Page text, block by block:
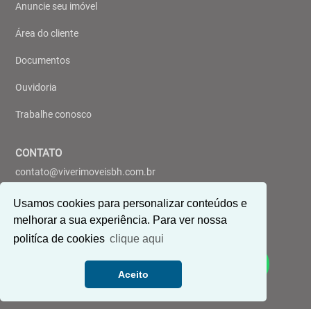
Usamos cookies para personalizar conteúdos e
melhorar a sua experiência. Para ver nossa
politíca de cookies clique aqui
Aceito
Anuncie seu imóvel
Área do cliente
Documentos
Ouvidoria
Trabalhe conosco
CONTATO
contato@viverimoveisbh.com.br
(31) 9 8433-6199
REDES SOCIAIS